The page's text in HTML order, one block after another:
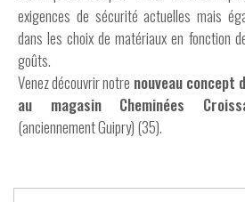
exigences de sécurité actuelles mais
dans les choix de matériaux en fonction
goûts.
Venez découvrir notre nouveau concept
au magasin Cheminées
(anciennement Guipry) (35).